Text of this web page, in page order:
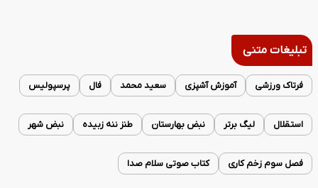
تبلیغات متنی
فرتاک ورزشی آموزش آشپزی سعید محمد فال پرسپولیس
استقلال لیگ برتر نبض بهارستان طنز ننه زبیده نبض شهر
فصل سوم زخم کاری کتاب صوتی سلام صدا